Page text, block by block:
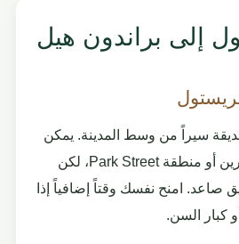
إلى براندون هيل
سيراً من وسط المدينة. يمكن
الانطلاق من كوليدج غرين أو منطقة Park Street، لكن
صاعد. امنح نفسك وقتاً إضافياً إذا
كبار السن.